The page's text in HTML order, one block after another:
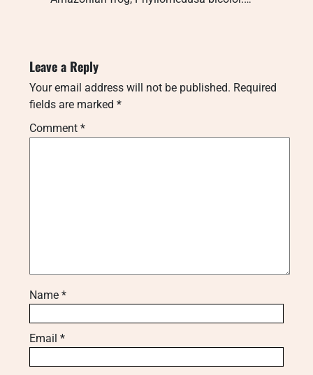
Leave a Reply
Your email address will not be published. Required
fields are marked *
Comment *
Name *
Email *